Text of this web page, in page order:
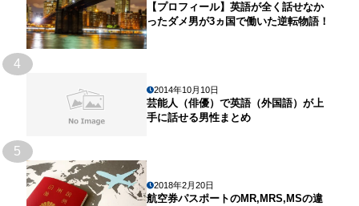
【プロフィール】英語が全く話せなか
ったダメ男が3ヵ国で働いた逆転物語！
4
2014年10月10日
芸能人（俳優）で英語（外国語）が上
手に話せる男性まとめ
5
2018年2月20日
航空券パスポートのMR,MRS,MSの違